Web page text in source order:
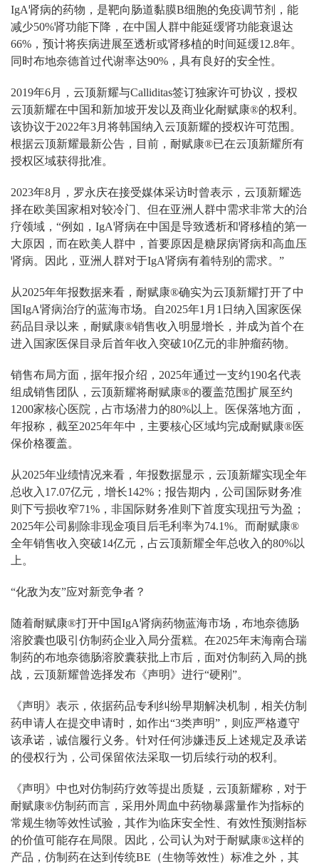
IgA肾病的药物，是靶向肠道黏膜B细胞的免疫调节剂，能
减少50%肾功能下降，在中国人群中能延缓肾功能衰退达
66%，预计将疾病进展至透析或肾移植的时间延缓12.8年。
同时布地奈德首过代谢率达90%，具有良好的安全性。
2019年6月，云顶新耀与Calliditas签订独家许可协议，授权
云顶新耀在中国和新加坡开发以及商业化耐赋康®的权利。
该协议于2022年3月将韩国纳入云顶新耀的授权许可范围。
根据云顶新耀最新公告，目前，耐赋康®已在云顶新耀所有
授权区域获得批准。
2023年8月，罗永庆在接受媒体采访时曾表示，云顶新耀选
择在欧美国家相对较冷门、但在亚洲人群中需求非常大的治
疗领域，“例如，IgA肾病在中国是导致透析和肾移植的第一
大原因，而在欧美人群中，首要原因是糖尿病肾病和高血压
肾病。因此，亚洲人群对于IgA肾病有着特别的需求。”
从2025年年报数据来看，耐赋康®确实为云顶新耀打开了中
国IgA肾病治疗的蓝海市场。自2025年1月1日纳入国家医保
药品目录以来，耐赋康®销售收入明显增长，并成为首个在
进入国家医保目录后首年收入突破10亿元的非肿瘤药物。
销售布局方面，据年报介绍，2025年通过一支约190名代表
组成销售团队，云顶新耀将耐赋康®的覆盖范围扩展至约
1200家核心医院，占市场潜力的80%以上。医保落地方面，
年报称，截至2025年年中，主要核心区域均完成耐赋康®医
保价格覆盖。
从2025年业绩情况来看，年报数据显示，云顶新耀实现全年
总收入17.07亿元，增长142%；报告期内，公司国际财务准
则下亏损收窄71%，非国际财务准则下首度实现扭亏为盈；
2025年公司剔除非现金项目后毛利率为74.1%。而耐赋康®
全年销售收入突破14亿元，占云顶新耀全年总收入的80%以
上。
“化敌为友”应对新竞争者？
随着耐赋康®打开中国IgA肾病药物蓝海市场，布地奈德肠
溶胶囊也吸引仿制药企业入局分蛋糕。在2025年末海南合瑞
制药的布地奈德肠溶胶囊获批上市后，面对仿制药入局的挑
战，云顶新耀曾选择发布《声明》进行“硬刚”。
《声明》表示，依据药品专利纠纷早期解决机制，相关仿制
药申请人在提交申请时，如作出“3类声明”，则应严格遵守
该承诺，诚信履行义务。针对任何涉嫌违反上述规定及承诺
的侵权行为，公司保留依法采取一切后续行动的权利。
《声明》中也对仿制药疗效等提出质疑，云顶新耀称，对于
耐赋康®仿制药而言，采用外周血中药物暴露量作为指标的
常规生物等效性试验，其作为临床安全性、有效性预测指标
的价值可能存在局限。因此，公司认为对于耐赋康®这样的
产品，仿制药在达到传统BE（生物等效性）标准之外，其